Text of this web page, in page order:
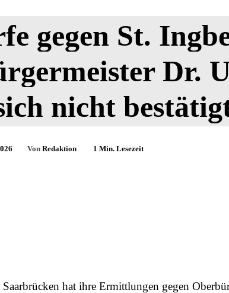
gegen St.
Dr.
nicht
Von Redaktion 1 Min. Lesezeit
Saarbrücken hat ihre Ermittlungen gegen